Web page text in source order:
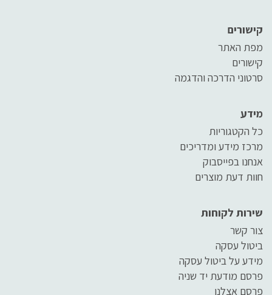
קישורים
מפת האתר
קישורים
סרטוני הדרכה והדגמה
מידע
כל הקטגוריות
מרכז מידע ומדריכים
אנחנו בפייסבוק
חוות דעת מוצרים
שירות לקוחות
צור קשר
ביטול עסקה
מידע על ביטול עסקה
פרסם מודעת יד שניה
פרסם אצלנו